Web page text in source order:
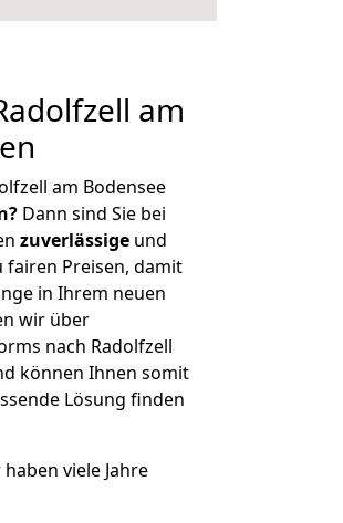
am
am Bodensee
Dann sind Sie bei
zuverlässige und
fairen Preisen, damit
in Ihrem neuen
wir über
nach Radolfzell
können Ihnen somit
Lösung finden
viele Jahre